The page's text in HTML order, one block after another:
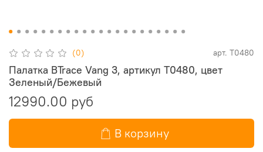
(0) арт. T0480
Палатка BTrace Vang 3, артикул T0480, цвет
Зеленый/Бежевый
12990.00 руб
В корзину